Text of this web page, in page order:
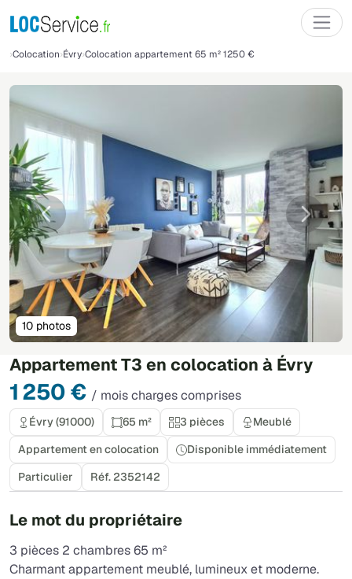
Colocation Évry Colocation appartement 65 m² 1250 €
Appartement T3 en colocation à Évry
1 250 € / mois charges comprises
Précédente
10 photos
Évry (91000) 65 m² 3 pièces
Meublé
Appartement en colocation
Disponible immédiatement
Particulier
Réf. 2352142
Le mot du propriétaire
3 pièces 2 chambres 65 m²
Charmant appartement meublé, lumineux et moderne.